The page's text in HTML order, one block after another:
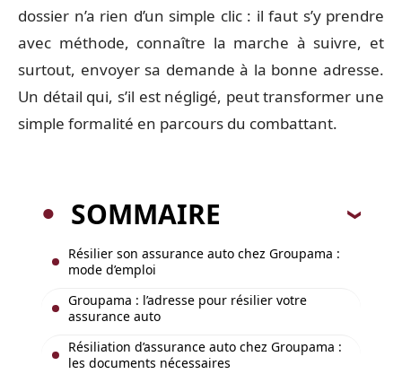
dossier n’a rien d’un simple clic : il faut s’y prendre
avec méthode, connaître la marche à suivre, et
surtout, envoyer sa demande à la bonne adresse.
Un détail qui, s’il est négligé, peut transformer une
simple formalité en parcours du combattant.
SOMMAIRE
Résilier son assurance auto chez Groupama :
mode d’emploi
Groupama : l’adresse pour résilier votre
assurance auto
Résiliation d’assurance auto chez Groupama :
les documents nécessaires